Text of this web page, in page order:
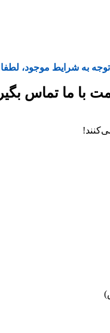
توجه به شرایط موجود،
با ما تماس